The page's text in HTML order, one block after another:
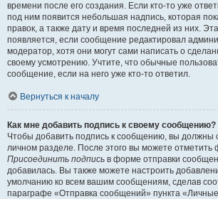
времени после его создания. Если кто-то уже
под ним появится небольшая надпись, которая
правок, а также дату и время последней из них.
появляется, если сообщение редактировал
модератор, хотя они могут сами написать о
своему усмотрению. Учтите, что обычные
сообщение, если на него уже кто-то ответил.
Вернуться к началу
Как мне добавить подпись к своему сообщению?
Чтобы добавить подпись к сообщению, вы должны
личном разделе. После этого вы можете отметить
Присоединить подпись в форме отправки
добавилась. Вы также можете настроить
умолчанию ко всем вашим сообщениям, сделав
параграфе «Отправка сообщений» пункта